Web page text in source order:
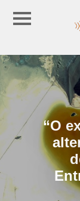
“O